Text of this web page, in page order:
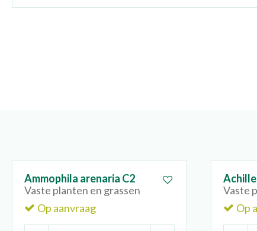
Ammophila arenaria C2
Vaste planten en grassen
Op aanvraag
Vaste
Op